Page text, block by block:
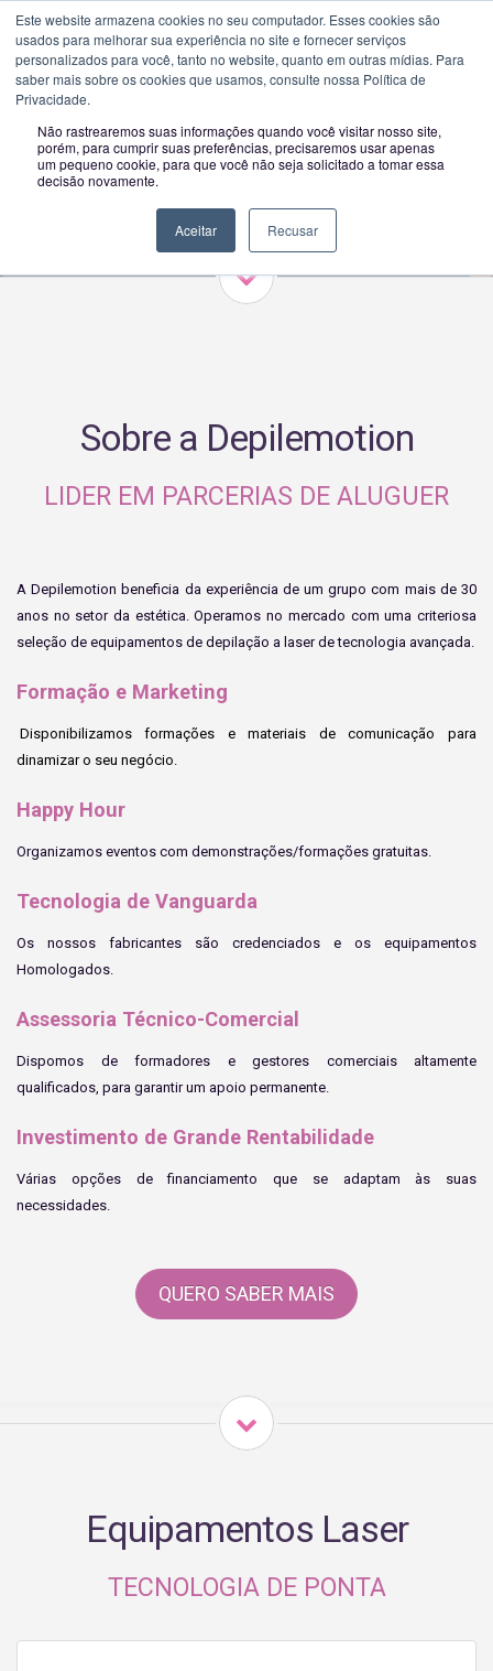
Este website armazena cookies no seu computador. Esses cookies são
usados ​​para melhorar sua experiência no site e fornecer serviços
personalizados para você, tanto no website, quanto em outras mídias. Para
saber mais sobre os cookies que usamos, consulte nossa Política de
Privacidade.
Não rastrearemos suas informações quando você visitar nosso site,
porém, para cumprir suas preferências, precisaremos usar apenas
um pequeno cookie, para que você não seja solicitado a tomar essa
decisão novamente.
Aceitar Recusar
Sobre a Depilemotion
LIDER EM PARCERIAS DE ALUGUER
A Depilemotion beneficia da experiência de um grupo com mais de 30
anos no setor da estética. Operamos no mercado com uma criteriosa
seleção de equipamentos de depilação a laser de tecnologia avançada.
Formação e Marketing
Disponibilizamos formações e materiais de comunicação para
dinamizar o seu negócio.
Happy Hour
Organizamos eventos com demonstrações/formações gratuitas.
Tecnologia de Vanguarda
Os nossos fabricantes são credenciados e os equipamentos
Homologados.
Assessoria Técnico-Comercial
Dispomos de formadores e gestores comerciais altamente
qualificados, para garantir um apoio permanente.
Investimento de Grande Rentabilidade
Várias opções de financiamento que se adaptam às suas
necessidades.
QUERO SABER MAIS
Equipamentos Laser
TECNOLOGIA DE PONTA